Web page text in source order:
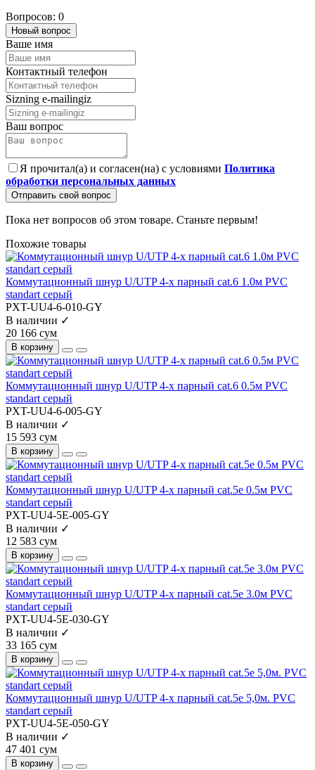
Вопросов: 0
Новый вопрос
Ваше имя
Контактный телефон
Sizning e-mailingiz
Ваш вопрос
Я прочитал(а) и согласен(на) с условиями Политика
обработки персональных данных
Отправить свой вопрос
Пока нет вопросов об этом товаре. Станьте первым!
Похожие товары
Коммутационный шнур U/UTP 4-х парный cat.6 1.0м PVC
standart серый
PXT-UU4-6-010-GY
В наличии ✓
20 166 сум
В корзину
Коммутационный шнур U/UTP 4-х парный cat.6 0.5м PVC
standart серый
PXT-UU4-6-005-GY
В наличии ✓
15 593 сум
В корзину
Коммутационный шнур U/UTP 4-х парный cat.5e 0.5м PVC
standart серый
PXT-UU4-5E-005-GY
В наличии ✓
12 583 сум
В корзину
Коммутационный шнур U/UTP 4-х парный cat.5e 3.0м PVC
standart серый
PXT-UU4-5E-030-GY
В наличии ✓
33 165 сум
В корзину
Коммутационный шнур U/UTP 4-х парный cat.5e 5,0м. PVC
standart серый
PXT-UU4-5E-050-GY
В наличии ✓
47 401 сум
В корзину